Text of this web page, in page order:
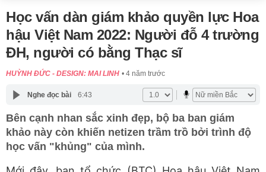
Học vấn dàn giám khảo quyền lực Hoa
hậu Việt Nam 2022: Người đỗ 4 trường
ĐH, người có bằng Thạc sĩ
HUỲNH ĐỨC - DESIGN: MAI LINH 4 năm trước
Nghe đọc bài 6:43
Bên cạnh nhan sắc xinh đẹp, bộ ba ban giám
khảo này còn khiến netizen trầm trồ bởi trình độ
học vấn "khủng" của mình.